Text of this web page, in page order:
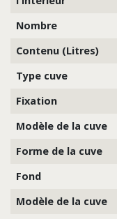
Nombre
Contenu (Litres)
Type cuve
Fixation
Modèle de la cuve
Forme de la cuve
Fond
Modèle de la cuve